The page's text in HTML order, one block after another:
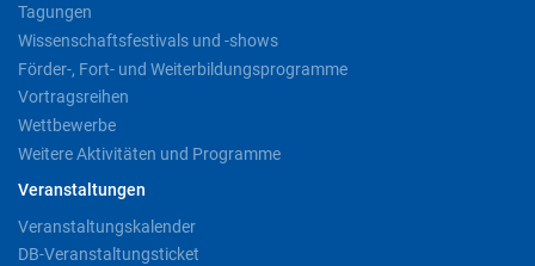
Tagungen
Wissenschaftsfestivals und -shows
Förder-, Fort- und Weiterbildungsprogramme
Vortragsreihen
Wettbewerbe
Weitere Aktivitäten und Programme
Veranstaltungen
Veranstaltungskalender
DB-Veranstaltungsticket